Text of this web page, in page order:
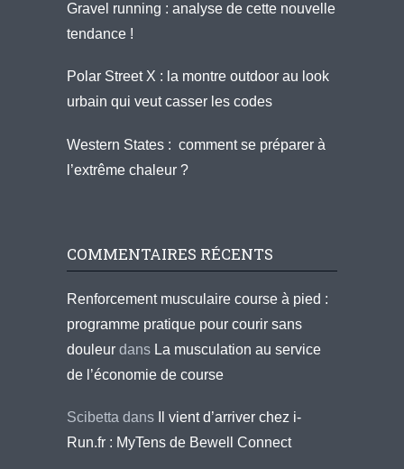
Gravel running : analyse de cette nouvelle
tendance !
Polar Street X : la montre outdoor au look
urbain qui veut casser les codes
Western States : comment se préparer à
l’extrême chaleur ?
COMMENTAIRES RÉCENTS
Renforcement musculaire course à pied :
programme pratique pour courir sans
douleur dans La musculation au service
de l’économie de course
Scibetta dans
Il vient d’arriver chez i-
Run.fr : MyTens de Bewell Connect